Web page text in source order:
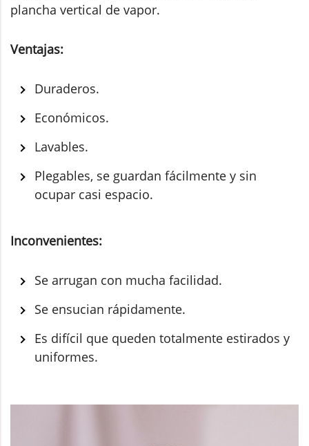
plancha vertical de vapor.
Ventajas:
Duraderos.
Económicos.
Lavables.
Plegables, se guardan fácilmente y sin
ocupar casi espacio.
Inconvenientes:
Se arrugan con mucha facilidad.
Se ensucian rápidamente.
Es difícil que queden totalmente estirados y
uniformes.